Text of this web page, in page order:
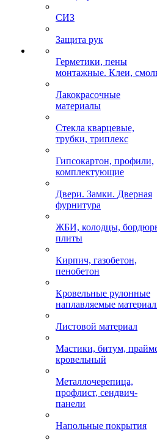
СИЗ
Защита рук
Герметики, пены
монтажные. Клеи,
Лакокрасочные
материалы
Стекла кварцевые,
трубки, триплекс
Гипсокартон, профили,
комплектующие
Двери. Замки. Дверная
фурнитура
ЖБИ, колодцы,
плиты
Кирпич, газобетон,
пенобетон
Кровельные рулонные
наплавляемые
Листовой материал
Мастики, битум,
кровельный
Металлочерепица,
профлист, сендвич-
панели
Напольные покрытия